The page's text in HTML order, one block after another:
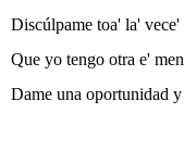
Discúlpame toa' la'
Que yo tengo otra e'
Dame una oportunidad